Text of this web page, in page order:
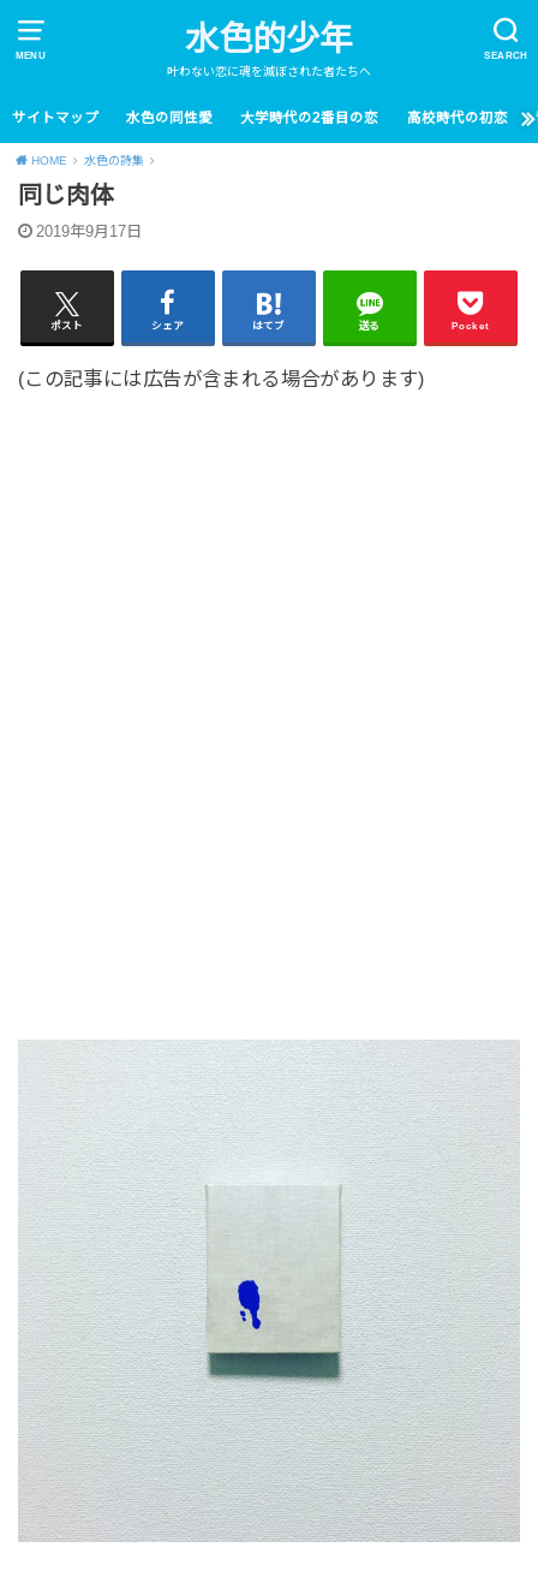
MENU SEARCH
水色的少年
叶わない恋に魂を滅ぼされた者たちへ
サイトマップ 水色の同性愛 大学時代の2番目の恋 高校時代の初恋
HOME 水色の詩集
同じ肉体
2019年9月17日
ポスト シェア はてブ 送る Pocket
(この記事には広告が含まれる場合があります)